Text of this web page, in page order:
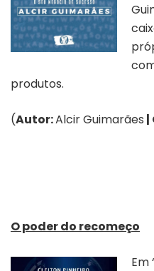
produtos.
(Autor:Alcir Guimarães |
O poder do recomeço
Em